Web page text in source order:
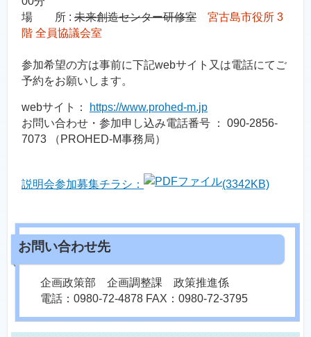
場 所 : 未来創造センター研修室
宮古島市役所 3
階 全員協議会室
参加希望の方は事前に下記webサイト又は電話にてご
予約をお願いします。
webサイト：
https://www.prohed-m.jp
お問い合わせ・参加申し込み電話番号 ： 090-2856-
7073 （PROHED-M事務局）
説明会参加募集チラシ： (3342KB)
企画政策部 企画調整課 政策推進係
電話：0980-72-4878 FAX：0980-72-3795